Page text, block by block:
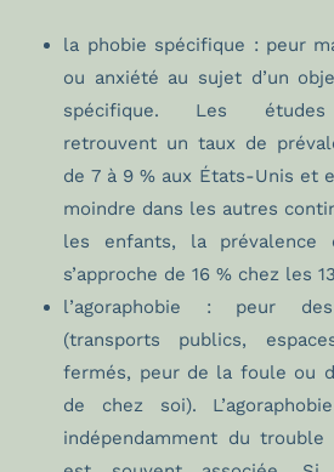
la phobie spécifique : peur
ou anxiété au sujet d’un
spécifique. Les études
retrouvent un taux de
de 7 à 9 % aux États-Unis et
moindre dans les autres
les enfants, la
s’approche de 16 % chez les
l’agoraphobie : peur
(transports publics,
fermés, peur de la foule ou
de chez soi).
indépendamment du